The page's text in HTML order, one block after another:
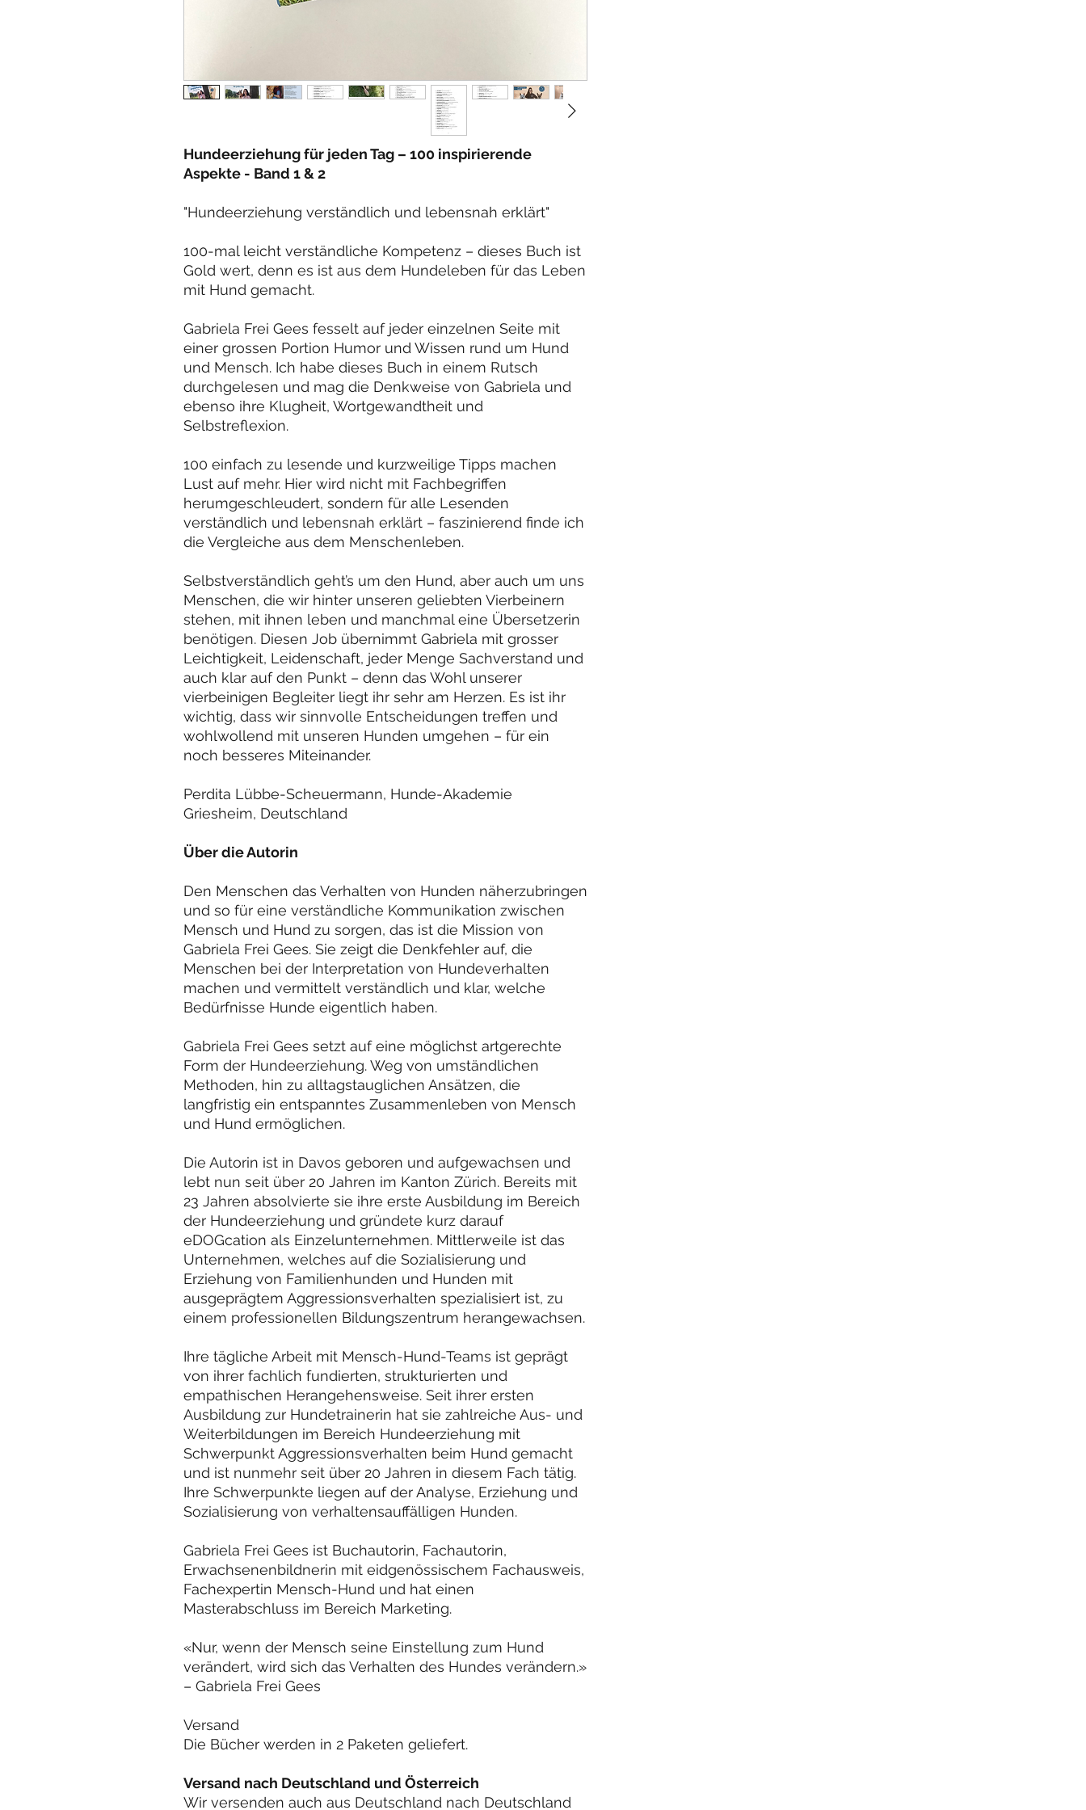
Hundeerziehung für jeden Tag – 100 inspirierende
Aspekte - Band 1 & 2
"Hundeerziehung verständlich und lebensnah erklärt"
100-mal leicht verständliche Kompetenz – dieses Buch ist
Gold wert, denn es ist aus dem Hundeleben für das Leben
mit Hund gemacht.
Gabriela Frei Gees fesselt auf jeder einzelnen Seite mit
einer grossen Portion Humor und Wissen rund um Hund
und Mensch. Ich habe dieses Buch in einem Rutsch
durchgelesen und mag die Denkweise von Gabriela und
ebenso ihre Klugheit, Wortgewandtheit und
Selbstreflexion.
100 einfach zu lesende und kurzweilige Tipps machen
Lust auf mehr. Hier wird nicht mit Fachbegriffen
herumgeschleudert, sondern für alle Lesenden
verständlich und lebensnah erklärt – faszinierend finde ich
die Vergleiche aus dem Menschenleben.
Selbstverständlich geht’s um den Hund, aber auch um uns
Menschen, die wir hinter unseren geliebten Vierbeinern
stehen, mit ihnen leben und manchmal eine Übersetzerin
benötigen. Diesen Job übernimmt Gabriela mit grosser
Leichtigkeit, Leidenschaft, jeder Menge Sachverstand und
auch klar auf den Punkt – denn das Wohl unserer
vierbeinigen Begleiter liegt ihr sehr am Herzen. Es ist ihr
wichtig, dass wir sinnvolle Entscheidungen treffen und
wohlwollend mit unseren Hunden umgehen – für ein
noch besseres Miteinander.
Perdita Lübbe-Scheuermann, Hunde-Akademie
Griesheim, Deutschland
Über die Autorin
Den Menschen das Verhalten von Hunden näherzubringen
und so für eine verständliche Kommunikation zwischen
Mensch und Hund zu sorgen, das ist die Mission von
Gabriela Frei Gees. Sie zeigt die Denkfehler auf, die
Menschen bei der Interpretation von Hundeverhalten
machen und vermittelt verständlich und klar, welche
Bedürfnisse Hunde eigentlich haben.
Gabriela Frei Gees setzt auf eine möglichst artgerechte
Form der Hundeerziehung. Weg von umständlichen
Methoden, hin zu alltagstauglichen Ansätzen, die
langfristig ein entspanntes Zusammenleben von Mensch
und Hund ermöglichen.
Die Autorin ist in Davos geboren und aufgewachsen und
lebt nun seit über 20 Jahren im Kanton Zürich. Bereits mit
23 Jahren absolvierte sie ihre erste Ausbildung im Bereich
der Hundeerziehung und gründete kurz darauf
eDOGcation als Einzelunternehmen. Mittlerweile ist das
Unternehmen, welches auf die Sozialisierung und
Erziehung von Familienhunden und Hunden mit
ausgeprägtem Aggressionsverhalten spezialisiert ist, zu
einem professionellen Bildungszentrum herangewachsen.
Ihre tägliche Arbeit mit Mensch-Hund-Teams ist geprägt
von ihrer fachlich fundierten, strukturierten und
empathischen Herangehensweise. Seit ihrer ersten
Ausbildung zur Hundetrainerin hat sie zahlreiche Aus- und
Weiterbildungen im Bereich Hundeerziehung mit
Schwerpunkt Aggressionsverhalten beim Hund gemacht
und ist nunmehr seit über 20 Jahren in diesem Fach tätig.
Ihre Schwerpunkte liegen auf der Analyse, Erziehung und
Sozialisierung von verhaltensauffälligen Hunden.
Gabriela Frei Gees ist Buchautorin, Fachautorin,
Erwachsenenbildnerin mit eidgenössischem Fachausweis,
Fachexpertin Mensch-Hund und hat einen
Masterabschluss im Bereich Marketing.
«Nur, wenn der Mensch seine Einstellung zum Hund
verändert, wird sich das Verhalten des Hundes verändern.»
– Gabriela Frei Gees
Versand
Die Bücher werden in 2 Paketen geliefert.
Versand nach Deutschland und Österreich
Wir versenden auch aus Deutschland nach Deutschland